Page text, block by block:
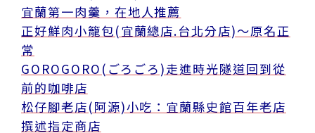
宜蘭第一肉羹，在地人推薦
正好鮮肉小籠包(宜蘭總店.台北分店)～原名正
常
GOROGORO(ごろごろ)走進時光隧道回到從
前的咖啡店
松仔腳老店(阿源)小吃：宜蘭縣史館百年老店
撰述指定商店